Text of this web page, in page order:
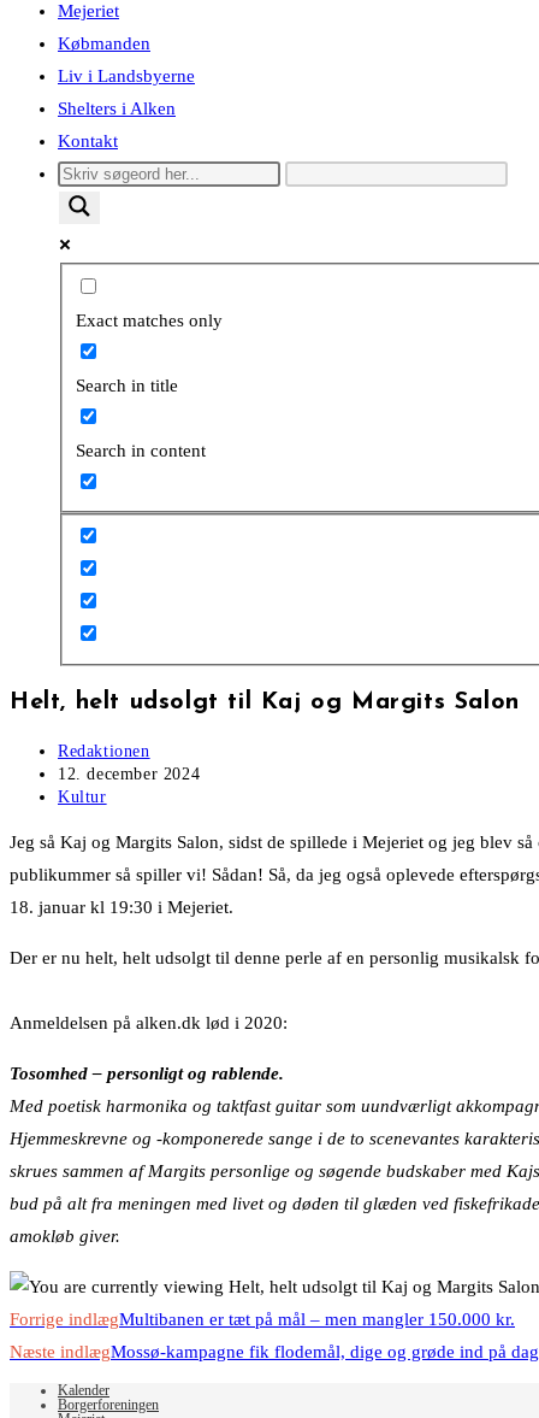
Mejeriet
Købmanden
Liv i Landsbyerne
Shelters i Alken
Kontakt
Exact matches only
Search in title
Search in content
Helt, helt udsolgt til Kaj og Margits Salon
Post
author:
Redaktionen
Post
published:
12. december 2024
Post
Kultur
Jeg så Kaj og Margits Salon, sidst de spillede i Mejeriet og jeg blev
publikummer så spiller vi! Sådan! Så, da jeg også oplevede
18. januar kl 19:30 i Mejeriet.
Der er nu helt, helt udsolgt til denne perle af en personlig musikalsk
Anmeldelsen på alken.dk lød i 2020:
Tosomhed – personligt og rablende.
Med poetisk harmonika og taktfast guitar som uundværligt
Hjemmeskrevne og -komponerede sange i de to scenevantes
skrues sammen af Margits personlige og søgende budskaber med
bud på alt fra meningen med livet og døden til glæden ved
amokløb giver.
Read
more
articles
Forrige indlægMultibanen er tæt på mål – men mangler 150.000 kr.
Næste indlægMossø-kampagne fik flodemål, dige og grøde ind på
Kalender
Borgerforeningen